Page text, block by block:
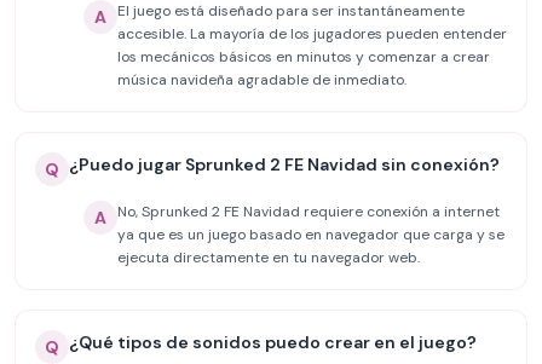
A
El juego está diseñado para ser instantáneamente
accesible. La mayoría de los jugadores pueden entender
los mecánicos básicos en minutos y comenzar a crear
música navideña agradable de inmediato.
Q ¿Puedo jugar Sprunked 2 FE Navidad sin conexión?
A
No, Sprunked 2 FE Navidad requiere conexión a internet
ya que es un juego basado en navegador que carga y se
ejecuta directamente en tu navegador web.
Q ¿Qué tipos de sonidos puedo crear en el juego?